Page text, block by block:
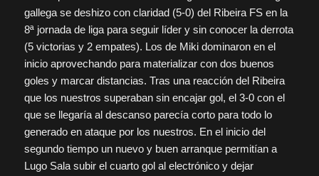
gallega se deshizo con claridad (5-0) del Ribeira FS en la
8ª jornada de liga para seguir líder y sin conocer la derrota
(5 victorias y 2 empates). Los de Miki dominaron en el
inicio aprovechando para materializar con dos buenos
goles y marcar distancias. Tras una reacción del Ribeira
que los nuestros superaban sin encajar gol, el 3-0 con el
que se llegaría al descanso parecía corto para todo lo
generado en ataque por los nuestros. En el inicio del
segundo tiempo un nuevo y buen arranque permitían a
Lugo Sala subir el cuarto gol al electrónico y dejar